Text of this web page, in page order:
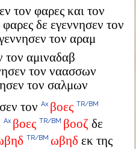
τον φαρες και τον
δε εγεννησεν τον
τον αραμ
τον αμιναδαβ
τον ναασσων
τον σαλμων
τον Ax βοες TR/BM
Ax βοες TR/BM βοοζ δε
TR/BM ωβηδ εκ της